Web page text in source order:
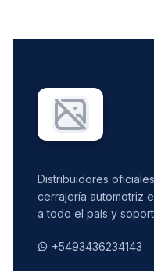
Distribuidores
cerrajería automotriz
a todo el país y
+5493436234143